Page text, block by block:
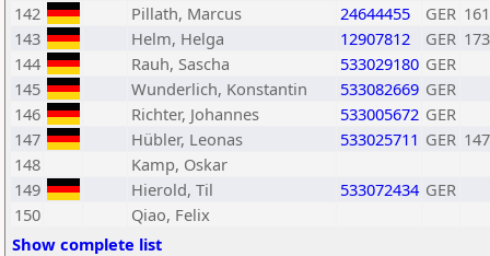
142
Pillath, Marcus 24644455 GER
143
Helm, Helga 12907812 GER
144
Rauh, Sascha 533029180 GER
145
Wunderlich, Konstantin 533082669 GER
146
Richter, Johannes 533005672 GER
147
Hübler, Leonas 533025711 GER
148
Kamp, Oskar
149
Hierold, Til 533072434 GER
150
Qiao, Felix
Show complete list